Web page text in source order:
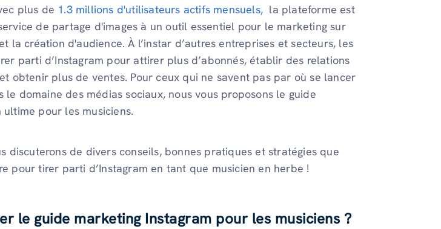
plus de 1.3 millions d'utilisateurs actifs mensuels, la plateforme est
de partage d'images à un outil essentiel pour le marketing sur
la création d'audience. À l’instar d’autres entreprises et secteurs, les
parti d’Instagram pour attirer plus d’abonnés, établir des relations
obtenir plus de ventes. Pour ceux qui ne savent pas par où se lancer
le domaine des médias sociaux, nous vous proposons le guide
pour les musiciens.
discuterons de divers conseils, bonnes pratiques et stratégies que
pour tirer parti d’Instagram en tant que musicien en herbe !
le guide marketing Instagram pour les musiciens ?